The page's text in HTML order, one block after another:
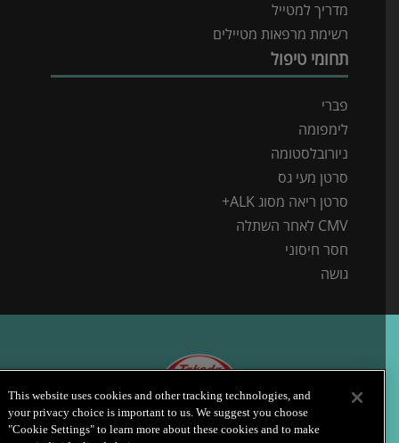
מדריך למטייל
רשימת מרפאות מטיילים
תחומי טיפול
פברי
לימפומה
ניורובלסטומה
סרטן מעי גס
סרטן ריאה מסוג ALK+
CMV לאחר השתלה
חסר חיסוני
גושה
מדיניות פרטיותתנאי שימושאודות טקדההצהרת נגישותצור קשר
This website uses cookies and other tracking technologies, and
your privacy choice is important to us. We suggest you choose
"Cookie Settings" to learn more about these cookies and to make